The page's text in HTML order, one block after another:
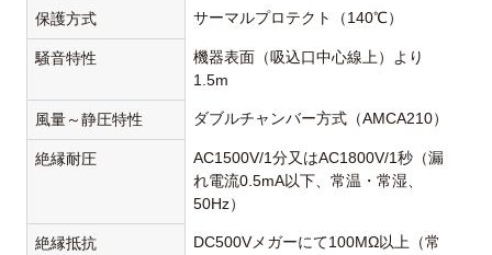
保護方式 サーマルプロテクト（140℃）
騒音特性
機器表面（吸込口中心線上）より
1.5m
風量～静圧特性 ダブルチャンバー方式（AMCA210）
絶縁耐圧
AC1500V/1分又はAC1800V/1秒（漏
れ電流0.5mA以下、常温・常湿、
50Hz）
絶縁抵抗
DC500Vメガーにて100MΩ以上（常